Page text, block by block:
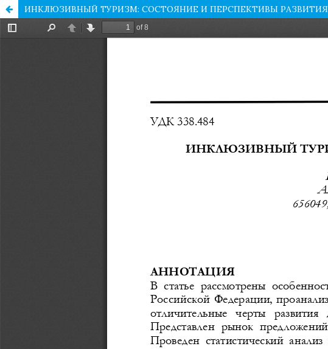
ИНКЛЮЗИВНЫЙ ТУРИЗМ: СОСТОЯНИЕ И ПЕРСПЕКТИВЫ РАЗВИТИЯ